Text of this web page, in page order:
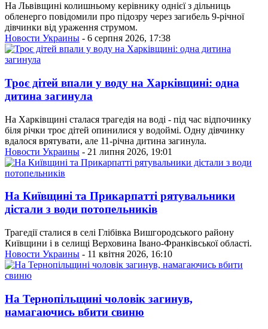
На Львівщині колишньому керівнику однієї з дільниць
обленерго повідомили про підозру через загибель 9-річної
дівчинки від ураження струмом.
Новости Украины - 6 серпня 2026, 17:38
Троє дітей впали у воду на Харківщині: одна
дитина загинула
На Харківщині сталася трагедія на воді - під час відпочинку
біля річки троє дітей опинилися у водоймі. Одну дівчинку
вдалося врятувати, але 11-річна дитина загинула.
Новости Украины - 21 липня 2026, 19:01
На Київщині та Прикарпатті рятувальники
дістали з води потопельників
Трагедії сталися в селі Глібівка Вишгородського району
Київщини і в селищі Верховина Івано-Франківської області.
Новости Украины - 11 квітня 2026, 16:10
На Тернопільщині чоловік загинув,
намагаючись вбити свиню